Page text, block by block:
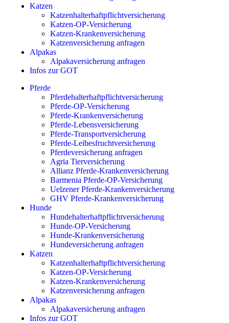
Katzen
Katzenhalterhaftpflichtversicherung
Katzen-OP-Versicherung
Katzen-Krankenversicherung
Katzenversicherung anfragen
Alpakas
Alpakaversicherung anfragen
Infos zur GOT
Pferde
Pferdehalterhaftpflichtversicherung
Pferde-OP-Versicherung
Pferde-Krankenversicherung
Pferde-Lebensversicherung
Pferde-Transportversicherung
Pferde-Leibesfruchtversicherung
Pferdeversicherung anfragen
Agria Tierversicherung
Allianz Pferde-Krankenversicherung
Barmenia Pferde-OP-Versicherung
Uelzener Pferde-Krankenversicherung
GHV Pferde-Krankenversicherung
Hunde
Hundehalterhaftpflichtversicherung
Hunde-OP-Versicherung
Hunde-Krankenversicherung
Hundeversicherung anfragen
Katzen
Katzenhalterhaftpflichtversicherung
Katzen-OP-Versicherung
Katzen-Krankenversicherung
Katzenversicherung anfragen
Alpakas
Alpakaversicherung anfragen
Infos zur GOT